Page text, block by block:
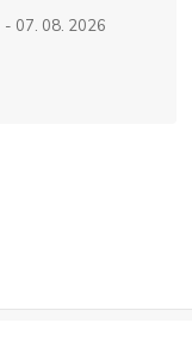
- 07. 08. 2026